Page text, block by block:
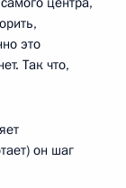
это
Так что,
он шаг